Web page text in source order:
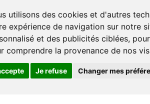
utilisons des cookies et d'autres
expérience de navigation sur notre
et des publicités ciblées,
comprendre la provenance de nos
Je refuse Changer mes
Suivez-nous sur
toutes vos marques de beauté.